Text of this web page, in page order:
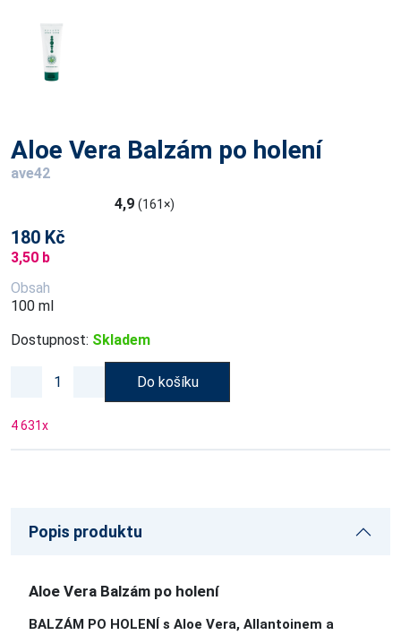
Aloe Vera Balzám po holení
ave42
4,9 (161×)
180 Kč
3,50 b
Obsah
100 ml
Dostupnost: Skladem
Do košíku
4 631x
Popis produktu
Aloe Vera Balzám po holení
BALZÁM PO HOLENÍ s Aloe Vera, Allantoinem a